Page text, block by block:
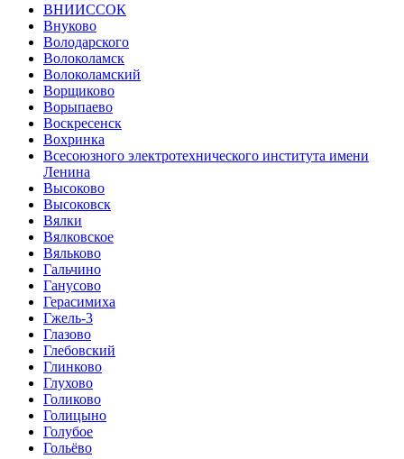
ВНИИССОК
Внуково
Володарского
Волоколамск
Волоколамский
Ворщиково
Ворыпаево
Воскресенск
Вохринка
Всесоюзного электротехнического института имени
Ленина
Высоково
Высоковск
Вялки
Вялковское
Вяльково
Гальчино
Ганусово
Герасимиха
Гжель-3
Глазово
Глебовский
Глинково
Глухово
Голиково
Голицыно
Голубое
Гольёво